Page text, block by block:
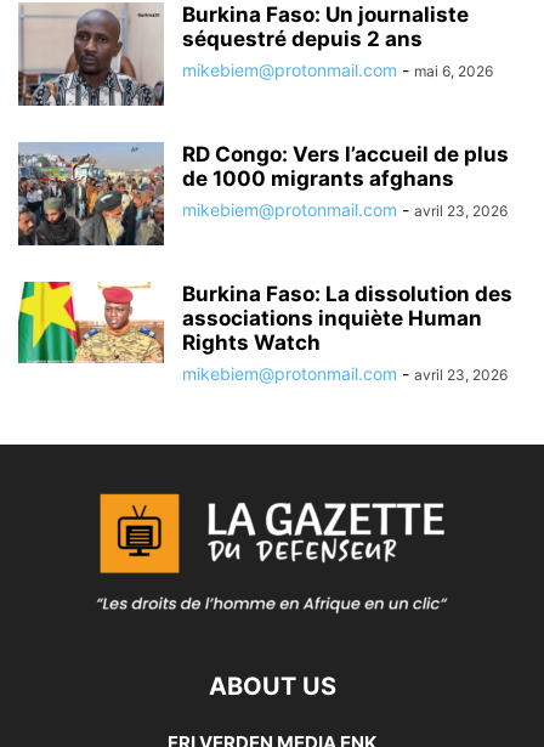
Burkina Faso: Un journaliste
séquestré depuis 2 ans
mikebiem@protonmail.com - mai 6, 2026
RD Congo: Vers l’accueil de plus
de 1000 migrants afghans
mikebiem@protonmail.com - avril 23, 2026
Burkina Faso: La dissolution des
associations inquiète Human
Rights Watch
mikebiem@protonmail.com - avril 23, 2026
ABOUT US